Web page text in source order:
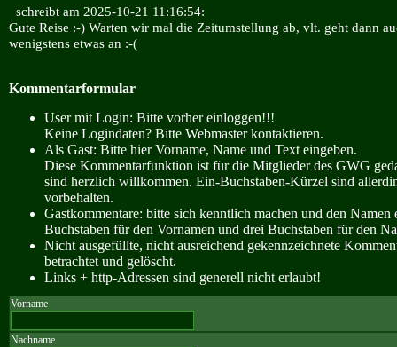
schreibt am 2025-10-21 11:16:54:
Gute Reise :-) Warten wir mal die Zeitumstellung ab, vlt. geht dann
wenigstens etwas an :-(
Kommentarformular
User mit Login: Bitte vorher einloggen!!!
Keine Logindaten? Bitte Webmaster kontaktieren.
Als Gast: Bitte hier Vorname, Name und Text eingeben.
Diese Kommentarfunktion ist für die Mitglieder des GWG
sind herzlich willkommen. Ein-Buchstaben-Kürzel sind
vorbehalten.
Gastkommentare: bitte sich kenntlich machen und den Namen
Buchstaben für den Vornamen und drei Buchstaben für den
Nicht ausgefüllte, nicht ausreichend gekennzeichnete
betrachtet und gelöscht.
Links + http-Adressen sind generell nicht erlaubt!
Vorname
Nachname